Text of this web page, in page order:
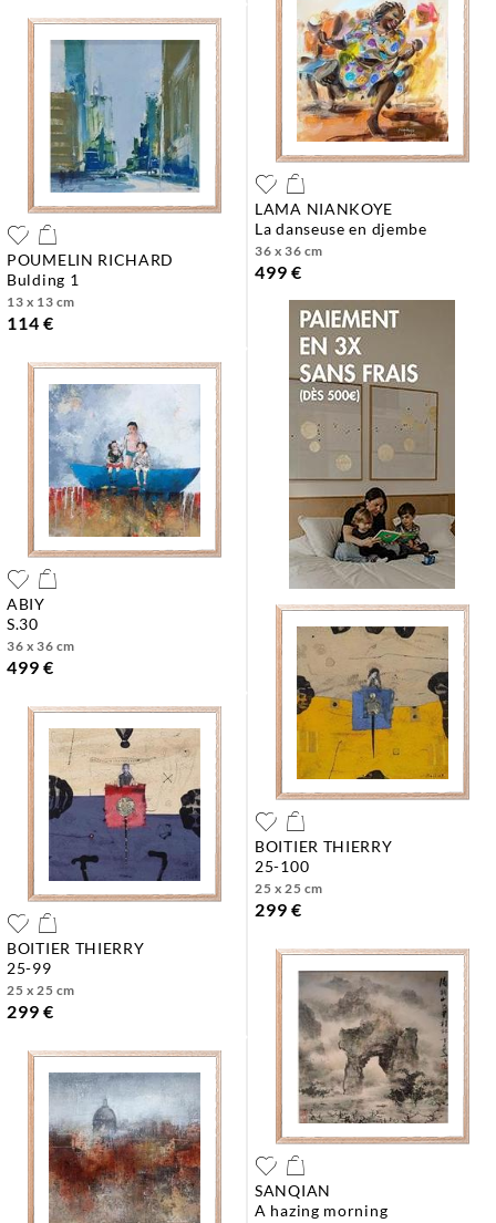
POUMELIN RICHARD
bulding 1
13 x 13 cm
114 €
LAMA NIANKOYE
la danseuse en djembe
36 x 36 cm
499 €
ABIY
s.30
36 x 36 cm
499 €
BOITIER THIERRY
25-99
25 x 25 cm
299 €
BOITIER THIERRY
25-100
25 x 25 cm
299 €
SANQIAN
a hazing morning